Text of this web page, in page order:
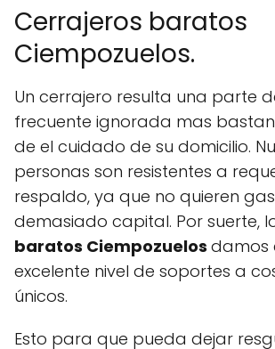
Cerrajeros baratos
Ciempozuelos.
Un cerrajero resulta una parte
frecuente ignorada mas
de el cuidado de su domicilio.
personas son resistentes a
respaldo, ya que no quieren
demasiado capital. Por suerte,
baratos Ciempozuelos damos
excelente nivel de soportes a
únicos.
Esto para que pueda dejar